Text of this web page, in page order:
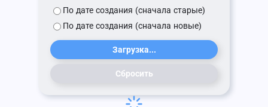
По дате создания (сначала старые)
По дате создания (сначала новые)
Загрузка...
Сбросить